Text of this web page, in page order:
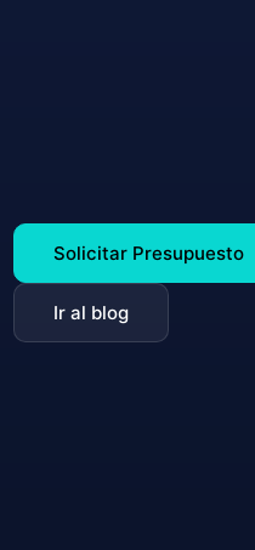
Solicitar Presupuesto
Ir al blog